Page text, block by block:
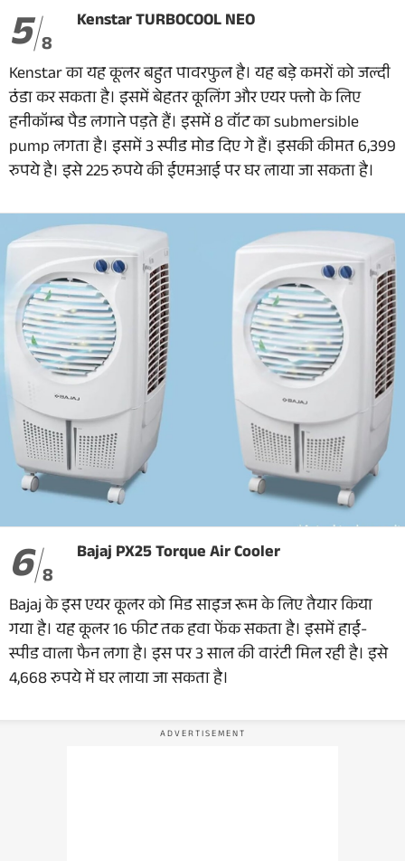
5 8
Kenstar TURBOCOOL NEO
Kenstar का यह कूलर बहुत पावरफुल है। यह बड़े कमरों को जल्दी
ठंडा कर सकता है। इसमें बेहतर कूलिंग और एयर फ्लो के लिए
हनीकॉम्ब पैड लगाने पड़ते हैं। इसमें 8 वॉट का submersible
pump लगता है। इसमें 3 स्पीड मोड दिए गे हैं। इसकी कीमत 6,399
रुपये है। इसे 225 रुपये की ईएमआई पर घर लाया जा सकता है।
6 8
Bajaj PX25 Torque Air Cooler
Bajaj के इस एयर कूलर को मिड साइज रूम के लिए तैयार किया
गया है। यह कूलर 16 फीट तक हवा फेंक सकता है। इसमें हाई-
स्पीड वाला फैन लगा है। इस पर 3 साल की वारंटी मिल रही है। इसे
4,668 रुपये में घर लाया जा सकता है।